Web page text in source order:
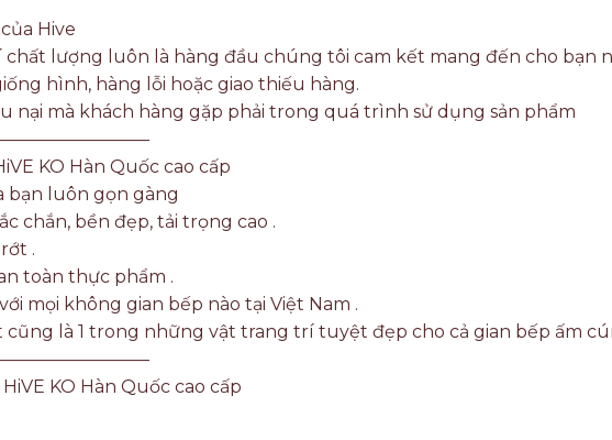
Hive
chất lượng luôn là hàng đầu chúng tôi cam kết mang đến cho bạn
hình, hàng lỗi hoặc giao thiếu hàng.
nại mà khách hàng gặp phải trong quá trình sử dụng sản phẩm
KO Hàn Quốc cao cấp
bạn luôn gọn gàng
chắn, bền đẹp, tải trọng cao .
.
toàn thực phẩm .
mọi không gian bếp nào tại Việt Nam .
cũng là 1 trong những vật trang trí tuyệt đẹp cho cả gian bếp ấm
KO Hàn Quốc cao cấp